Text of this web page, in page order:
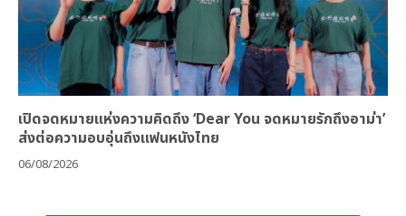
เปิดจดหมายแห่งความคิดถึง ‘Dear You จดหมายรักถึงอาม่า’
ส่งต่อความอบอุ่นถึงแฟนหนังไทย
06/08/2026